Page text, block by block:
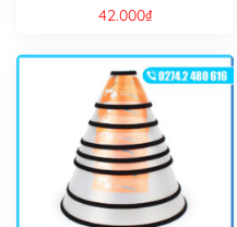
42.000₫